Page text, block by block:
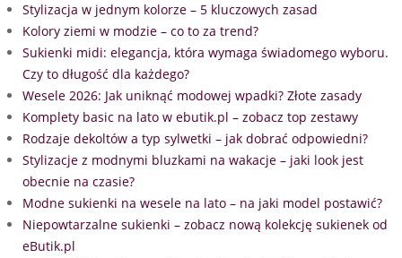
Stylizacja w jednym kolorze – 5 kluczowych zasad
Kolory ziemi w modzie – co to za trend?
Sukienki midi: elegancja, która wymaga świadomego wyboru.
Czy to długość dla każdego?
Wesele 2026: Jak uniknąć modowej wpadki? Złote zasady
Komplety basic na lato w ebutik.pl – zobacz top zestawy
Rodzaje dekoltów a typ sylwetki – jak dobrać odpowiedni?
Stylizacje z modnymi bluzkami na wakacje – jaki look jest
obecnie na czasie?
Modne sukienki na wesele na lato – na jaki model postawić?
Niepowtarzalne sukienki – zobacz nową kolekcję sukienek od
eButik.pl